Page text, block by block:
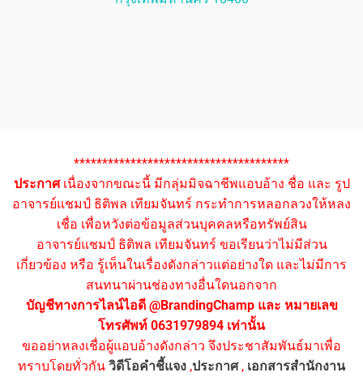
**************************************
ประกาศเนื่องจากขณะนี้ มีกลุ่มมิจฉาชีพแอบอ้าง ชื่อ และ รูป
อาจารย์แชมป์ ธิติพล เทียมจันทร์ กระทำการหลอกลวงให้หลง
เชื่อ เพื่อหวังต่อข้อมูลส่วนบุคคลหรือทรัพย์สิน
อาจารย์แชมป์ ธิติพล เทียมจันทร์ ขอเรียนว่าไม่มีส่วน
เกี่ยวข้อง หรือ รู้เห็นในเรื่องดังกล่าวแต่อย่างใด และไม่มีการ
สนทนาผ่านช่องทางอื่นใดนอกจาก
บัญชีทางการไลน์ไอดี @BrandingChamp และ หมายเลข
โทรศัพท์ 0631979894 เท่านั้น
ขออย่าหลงเชื่อผู้แอบอ้างดังกล่าว จึงประชาสัมพันธ์มาเพื่อ
ทราบโดยทั่วกัน วิดีโอคำชี้แจง ,ประกาศ, เอกสารสำนักงาน